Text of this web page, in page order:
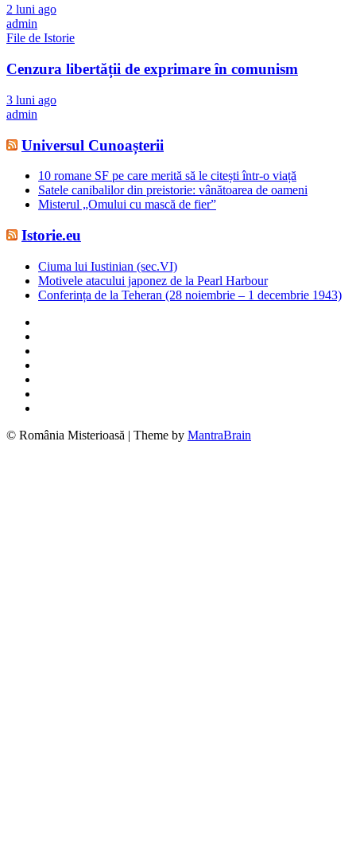
2 luni ago
admin
File de Istorie
Cenzura libertății de exprimare în comunism
3 luni ago
admin
Universul Cunoașterii
10 romane SF pe care merită să le citești într-o viață
Satele canibalilor din preistorie: vânătoarea de oameni
Misterul „Omului cu mască de fier”
Istorie.eu
Ciuma lui Iustinian (sec.VI)
Motivele atacului japonez de la Pearl Harbour
Conferința de la Teheran (28 noiembrie – 1 decembrie 1943)
© România Misterioasă | Theme by MantraBrain